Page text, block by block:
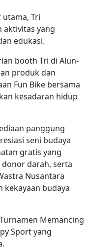
Tri
yang
edukasi.
booth Tri di Alun-
produk dan
Fun Bike bersama
kesadaran hidup
panggung
seni budaya
gratis yang
darah, serta
Nusantara
kekayaan budaya
Memancing
Sport yang